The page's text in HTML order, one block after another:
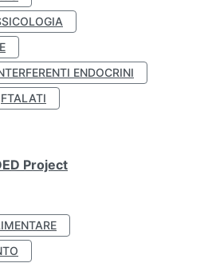
ENDOCRINI
FTALATI
Project